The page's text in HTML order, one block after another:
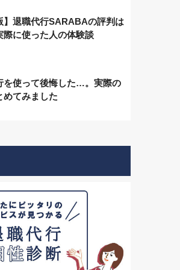
】退職代行SARABAの評判は
際に使った人の体験談
を使って後悔した…。実際の
めてみました